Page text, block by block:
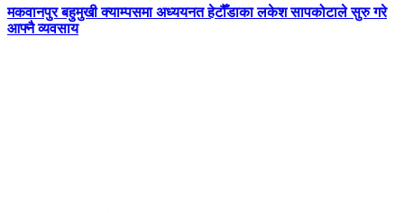
मकवानपुर बहुमुखी क्याम्पसमा अध्ययनत हेटौँडाका लकेश सापकोटाले सुरु गरे
आफ्नै व्यवसाय